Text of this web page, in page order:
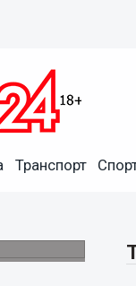
Транспорт